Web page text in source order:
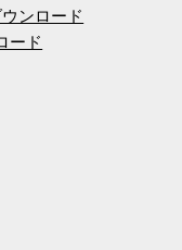
ンロード
ード